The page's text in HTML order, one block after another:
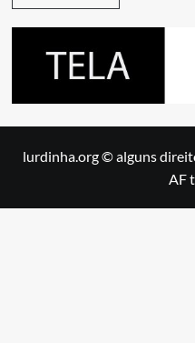
lurdinha.org © alguns
AF